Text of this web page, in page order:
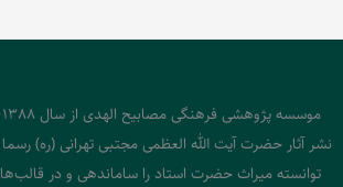
نشر آثار حضرت آیت الله العظمی مجتبی تهرانی (ره) رسما
توانسته میراث حضرت استاد را ساماندهی و در